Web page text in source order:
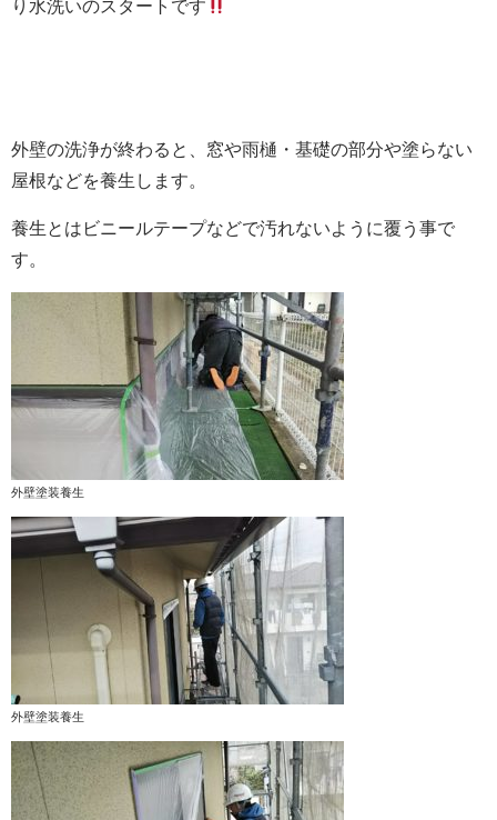
り水洗いのスタートです
外壁の洗浄が終わると、窓や雨樋・基礎の部分や塗らない
屋根などを養生します。
養生とはビニールテープなどで汚れないように覆う事で
す。
外壁塗装養生
外壁塗装養生